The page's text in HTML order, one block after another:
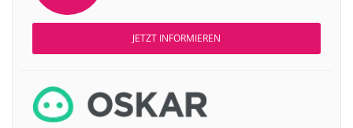
JETZT INFORMIEREN